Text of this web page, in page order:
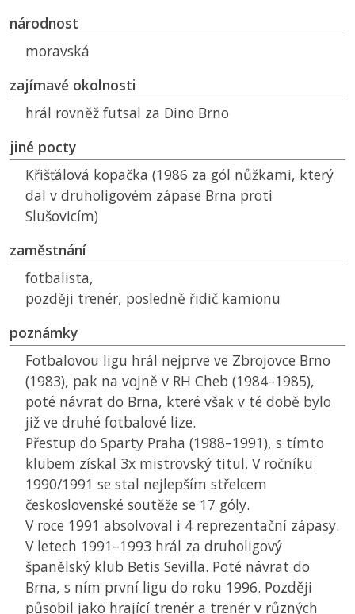
národnost
moravská
zajímavé okolnosti
hrál rovněž futsal za Dino Brno
jiné pocty
Křišťálová kopačka (1986 za gól nůžkami, který
dal v druholigovém zápase Brna proti
Slušovicím)
zaměstnání
fotbalista,
později trenér, posledně řidič kamionu
poznámky
Fotbalovou ligu hrál nejprve ve Zbrojovce Brno
(1983), pak na vojně v RH Cheb (1984–1985),
poté návrat do Brna, které však v té době bylo
již ve druhé fotbalové lize.
Přestup do Sparty Praha (1988–1991), s tímto
klubem získal 3x mistrovský titul. V ročníku
1990/1991 se stal nejlepším střelcem
československé soutěže se 17 góly.
V roce 1991 absolvoval i 4 reprezentační zápasy.
V letech 1991–1993 hrál za druholigový
španělský klub Betis Sevilla. Poté návrat do
Brna, s ním první ligu do roku 1996. Později
působil jako hrající trenér a trenér v různých